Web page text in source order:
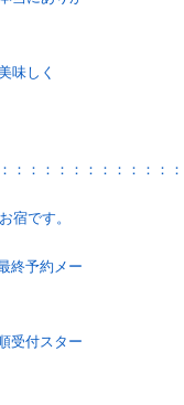
味しく
：：：：：：：：：：：
宿です。
終予約メー
受付スター